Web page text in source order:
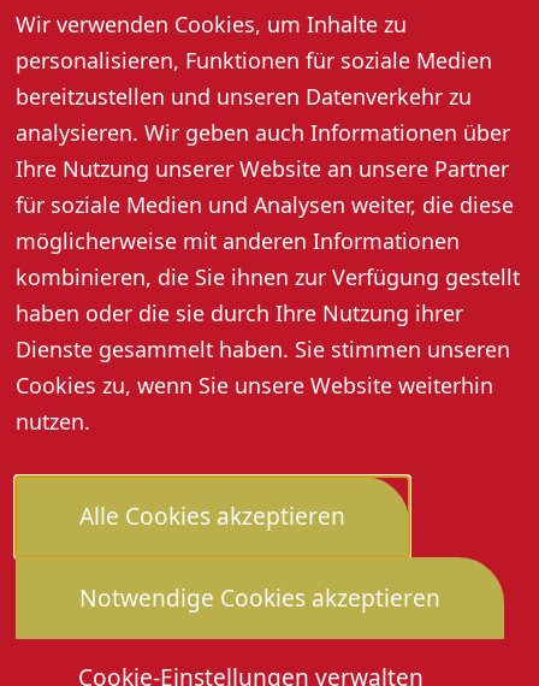
Wir verwenden Cookies, um Inhalte zu
personalisieren, Funktionen für soziale Medien
bereitzustellen und unseren Datenverkehr zu
analysieren. Wir geben auch Informationen über
Ihre Nutzung unserer Website an unsere Partner
für soziale Medien und Analysen weiter, die diese
möglicherweise mit anderen Informationen
kombinieren, die Sie ihnen zur Verfügung gestellt
haben oder die sie durch Ihre Nutzung ihrer
Dienste gesammelt haben. Sie stimmen unseren
Cookies zu, wenn Sie unsere Website weiterhin
nutzen.
Alle Cookies akzeptieren
Notwendige Cookies akzeptieren
Cookie-Einstellungen verwalten
der ersten Teilnehmer.
Für das leibliche Wohl ist rund um die Gemeindehalle
bestens gesorgt. Zudem bietet der „Parc fermé“ die
Gelegenheit, zahlreiche historische Motorräder aus
nächster Nähe zu bewundern.
Weitere Informationen